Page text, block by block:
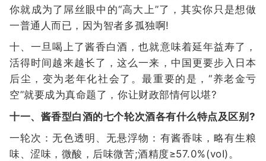
你就成为了屌丝眼中的“高大上”了，其实你只是想做
一普通人而已，因为智者多孤独啊!
十、一旦喝上了酱香白酒，也就意味着延年益寿了，
活得时间越来越长了，这么一来，中国更要步入日本
后尘，变为老年化社会了。最重要的是，“养老金亏
空”就要成为真命题了，你让财政部情何以堪?
十一、酱香型白酒的七个轮次酒各有什么特点及区别?
一轮次：无色透明、无悬浮物：有酱香味，略有生粮
味、涩味，微酸，后味微苦;酒精度≥57.0%(voI)。